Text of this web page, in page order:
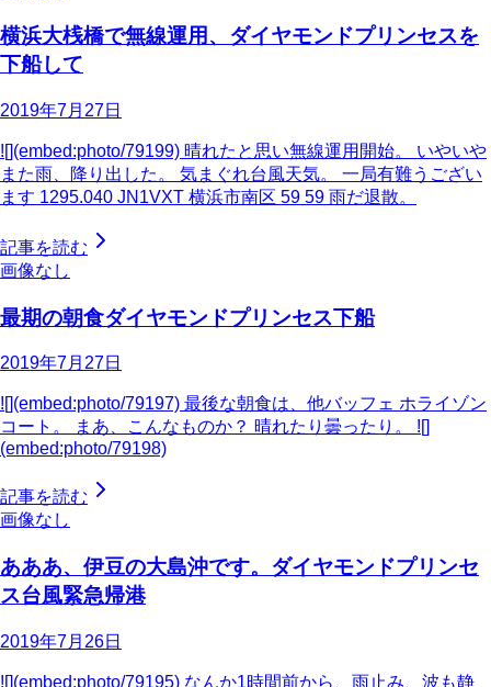
横浜大桟橋で無線運用、ダイヤモンドプリンセスを
下船して
2019年7月27日
![](embed:photo/79199) 晴れたと思い無線運用開始。 いやいや
また雨、降り出した。 気まぐれ台風天気。 一局有難うござい
ます 1295.040 JN1VXT 横浜市南区 59 59 雨だ退散。
記事を読む
画像なし
最期の朝食ダイヤモンドプリンセス下船
2019年7月27日
![](embed:photo/79197) 最後な朝食は、他バッフェ ホライゾン
コート。 まあ、こんなものか？ 晴れたり曇ったり。 ![]
(embed:photo/79198)
記事を読む
画像なし
あああ、伊豆の大島沖です。ダイヤモンドプリンセ
ス台風緊急帰港
2019年7月26日
![](embed:photo/79195) なんか1時間前から、雨止み、波も静